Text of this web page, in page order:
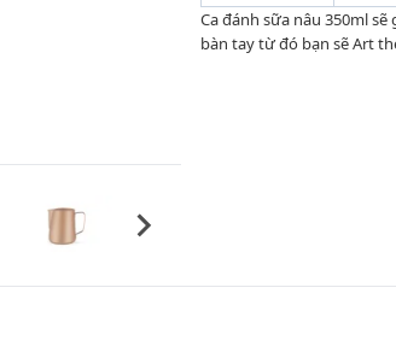
Ca đánh sữa nâu 350ml
bàn tay từ đó bạn sẽ Art